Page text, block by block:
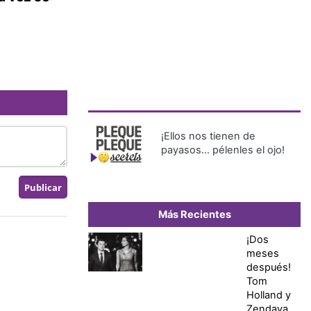
¡Ellos nos tienen de
payasos… pélenles el ojo!
Más Recientes
¡Dos
meses
después!
Tom
Holland y